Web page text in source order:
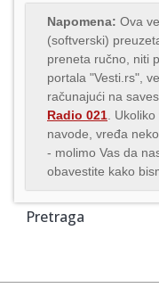
Napomena: Ova
(softverski)
preneta ručno, niti
portala "Vesti.rs",
računajući na
Radio 021 .
navode, vređa
- molimo Vas da
obavestite kako
Pretraga